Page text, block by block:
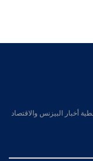
أخبار البيزنس والاقتصاد